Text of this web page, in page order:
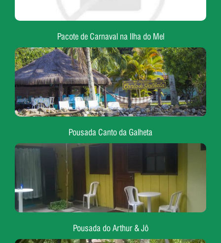
Pacote de Carnaval na Ilha do Mel
Pousada Canto da Galheta
Pousada do Arthur & Jô